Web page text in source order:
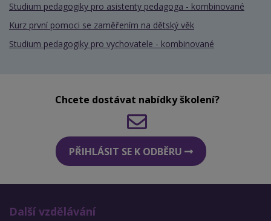
Studium pedagogiky pro asistenty pedagoga - kombinované
Kurz první pomoci se zaměřením na dětský věk
Studium pedagogiky pro vychovatele - kombinované
Chcete dostávat nabídky školení?
PŘIHLÁSIT SE K ODBĚRU
Další vzdělávání